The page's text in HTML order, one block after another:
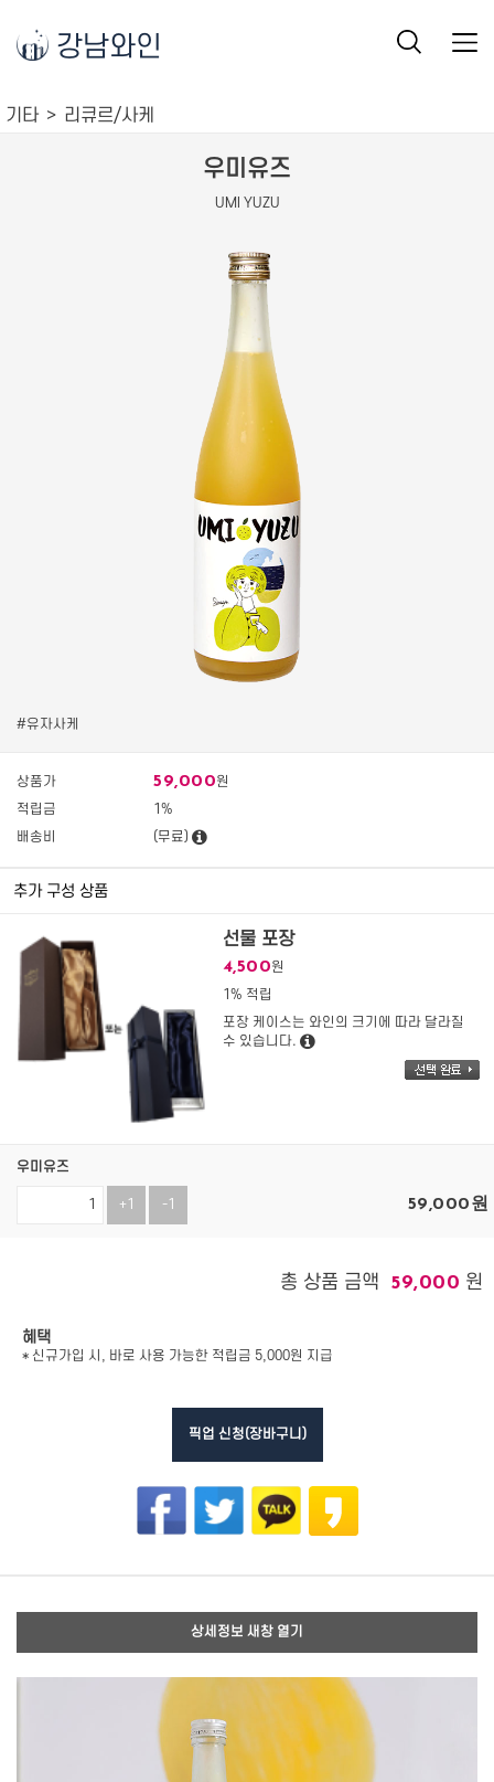
강남와인
기타 리큐르/사케
우미유즈
UMI YUZU
#유자사케
상품가 59,000원
적립금
1%
배송비
(무료)
추가 구성 상품
선물 포장
4,500원
1% 적립
포장 케이스는 와인의 크기에 따라 달라질
수 있습니다.
우미유즈
+1 -1 59,000원
총 상품 금액 59,000 원
혜택
* 신규가입 시, 바로 사용 가능한 적립금 5,000원 지급
픽업 신청(장바구니)
상세정보 새창 열기